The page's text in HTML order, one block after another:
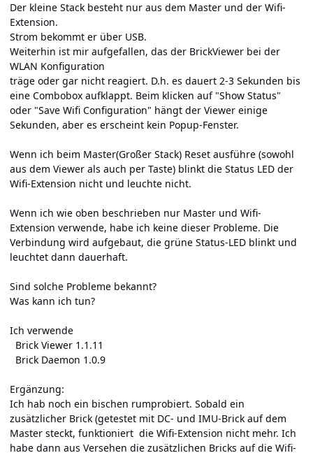
Der kleine Stack besteht nur aus dem Master und der Wifi-
Extension.
Strom bekommt er über USB.
Weiterhin ist mir aufgefallen, das der BrickViewer bei der
WLAN Konfiguration
träge oder gar nicht reagiert. D.h. es dauert 2-3 Sekunden bis
eine Combobox aufklappt. Beim klicken auf "Show Status"
oder "Save Wifi Configuration" hängt der Viewer einige
Sekunden, aber es erscheint kein Popup-Fenster.
Wenn ich beim Master(Großer Stack) Reset ausführe (sowohl
aus dem Viewer als auch per Taste) blinkt die Status LED der
Wifi-Extension nicht und leuchte nicht.
Wenn ich wie oben beschrieben nur Master und Wifi-
Extension verwende, habe ich keine dieser Probleme. Die
Verbindung wird aufgebaut, die grüne Status-LED blinkt und
leuchtet dann dauerhaft.
Sind solche Probleme bekannt?
Was kann ich tun?
Ich verwende
Brick Viewer 1.1.11
Brick Daemon 1.0.9
Ergänzung:
Ich hab noch ein bischen rumprobiert. Sobald ein
zusätzlicher Brick (getestet mit DC- und IMU-Brick auf dem
Master steckt, funktioniert die Wifi-Extension nicht mehr. Ich
habe dann aus Versehen die zusätzlichen Bricks auf die Wifi-